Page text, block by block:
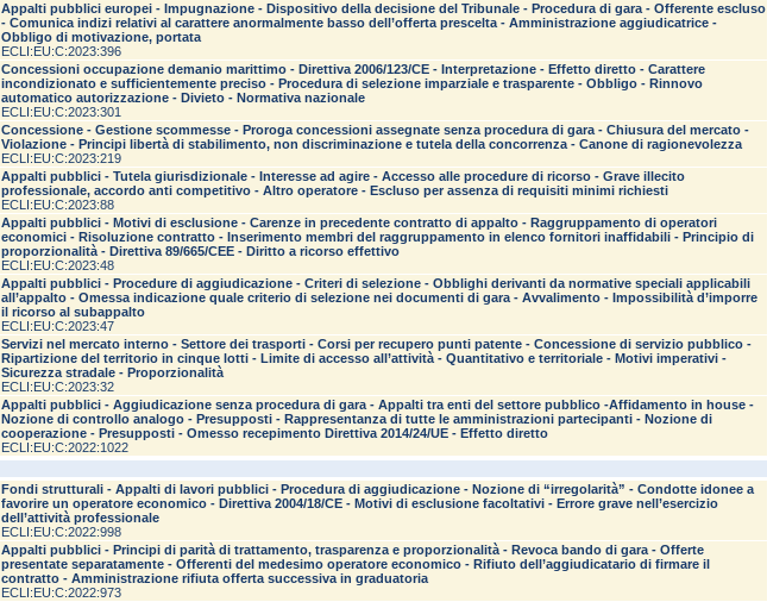
Appalti pubblici europei - Impugnazione - Dispositivo della decisione del Tribunale - Procedura di gara - Offerente escluso
- Comunica indizi relativi al carattere anormalmente basso dell’offerta prescelta - Amministrazione aggiudicatrice -
Obbligo di motivazione, portata
ECLI:EU:C:2023:396
Concessioni occupazione demanio marittimo - Direttiva 2006/123/CE - Interpretazione - Effetto diretto - Carattere
incondizionato e sufficientemente preciso - Procedura di selezione imparziale e trasparente - Obbligo - Rinnovo
automatico autorizzazione - Divieto - Normativa nazionale
ECLI:EU:C:2023:301
Concessione - Gestione scommesse - Proroga concessioni assegnate senza procedura di gara - Chiusura del mercato -
Violazione - Principi libertà di stabilimento, non discriminazione e tutela della concorrenza - Canone di ragionevolezza
ECLI:EU:C:2023:219
Appalti pubblici - Tutela giurisdizionale - Interesse ad agire - Accesso alle procedure di ricorso - Grave illecito
professionale, accordo anti competitivo - Altro operatore - Escluso per assenza di requisiti minimi richiesti
ECLI:EU:C:2023:88
Appalti pubblici - Motivi di esclusione - Carenze in precedente contratto di appalto - Raggruppamento di operatori
economici - Risoluzione contratto - Inserimento membri del raggruppamento in elenco fornitori inaffidabili - Principio di
proporzionalità - Direttiva 89/665/CEE - Diritto a ricorso effettivo
ECLI:EU:C:2023:48
Appalti pubblici - Procedure di aggiudicazione - Criteri di selezione - Obblighi derivanti da normative speciali applicabili
all’appalto - Omessa indicazione quale criterio di selezione nei documenti di gara - Avvalimento - Impossibilità d’imporre
il ricorso al subappalto
ECLI:EU:C:2023:47
Servizi nel mercato interno - Settore dei trasporti - Corsi per recupero punti patente - Concessione di servizio pubblico -
Ripartizione del territorio in cinque lotti - Limite di accesso all’attività - Quantitativo e territoriale - Motivi imperativi -
Sicurezza stradale - Proporzionalità
ECLI:EU:C:2023:32
Appalti pubblici - Aggiudicazione senza procedura di gara - Appalti tra enti del settore pubblico -Affidamento in house -
Nozione di controllo analogo - Presupposti - Rappresentanza di tutte le amministrazioni partecipanti - Nozione di
cooperazione - Presupposti - Omesso recepimento Direttiva 2014/24/UE - Effetto diretto
ECLI:EU:C:2022:1022
Fondi strutturali - Appalti di lavori pubblici - Procedura di aggiudicazione - Nozione di “irregolarità” - Condotte idonee a
favorire un operatore economico - Direttiva 2004/18/CE - Motivi di esclusione facoltativi - Errore grave nell’esercizio
dell’attività professionale
ECLI:EU:C:2022:998
Appalti pubblici - Principi di parità di trattamento, trasparenza e proporzionalità - Revoca bando di gara - Offerte
presentate separatamente - Offerenti del medesimo operatore economico - Rifiuto dell’aggiudicatario di firmare il
contratto - Amministrazione rifiuta offerta successiva in graduatoria
ECLI:EU:C:2022:973